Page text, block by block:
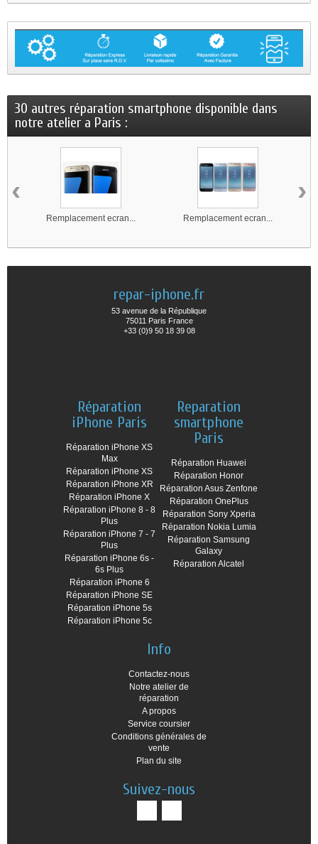
30 autres réparation smartphone disponible dans
notre atelier a Paris :
Remplacement ecran... Remplacement ecran...
‹ ›
repar-iphone.fr
53 avenue de la République
75011 Paris France
+33 (0)9 50 18 39 08
Réparation
iPhone Paris
Réparation iPhone XS
Max
Réparation iPhone XS
Réparation iPhone XR
Réparation iPhone X
Réparation iPhone 8 - 8
Plus
Réparation iPhone 7 - 7
Plus
Réparation iPhone 6s -
6s Plus
Réparation iPhone 6
Réparation iPhone SE
Réparation iPhone 5s
Réparation iPhone 5c
Reparation
smartphone
Paris
Réparation Huawei
Réparation Honor
Réparation Asus Zenfone
Réparation OnePlus
Réparation Sony Xperia
Réparation Nokia Lumia
Réparation Samsung
Galaxy
Réparation Alcatel
Info
Contactez-nous
Notre atelier de
réparation
A propos
Service coursier
Conditions générales de
vente
Plan du site
Suivez-nous